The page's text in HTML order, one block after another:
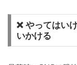
❌ やってはい
いかける